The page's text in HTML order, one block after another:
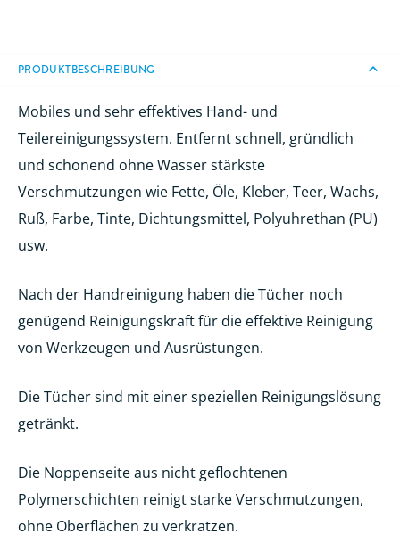
PRODUKTBESCHREIBUNG
Mobiles und sehr effektives Hand- und
Teilereinigungssystem. Entfernt schnell, gründlich
und schonend ohne Wasser stärkste
Verschmutzungen wie Fette, Öle, Kleber, Teer, Wachs,
Ruß, Farbe, Tinte, Dichtungsmittel, Polyuhrethan (PU)
usw.
Nach der Handreinigung haben die Tücher noch
genügend Reinigungskraft für die effektive Reinigung
von Werkzeugen und Ausrüstungen.
Die Tücher sind mit einer speziellen Reinigungslösung
getränkt.
Die Noppenseite aus nicht geflochtenen
Polymerschichten reinigt starke Verschmutzungen,
ohne Oberflächen zu verkratzen.